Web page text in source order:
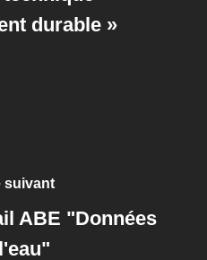
durable »
suivant
ABE "Données